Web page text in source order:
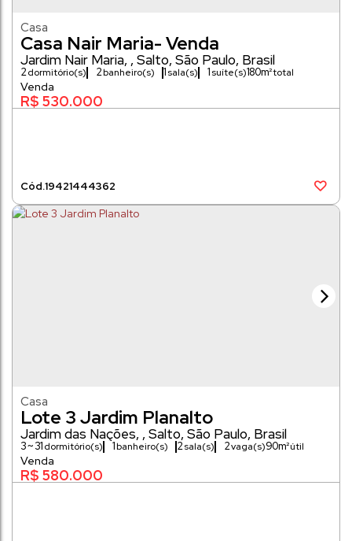
Casa Nair Maria- Venda
Casa
R$ 530.000
19421444362
Jardim Nair Maria , Salto, São Paulo, Brasil
2dormitório(s) 2banheiro(s) 1sala(s) 1 suíte(s)180m²
130m²
Lote 3 Jardim Planalto
Casa
R$ 580.000
Jardim das Nações , Salto, São Paulo, Brasil
3 ~ 31dormitório(s) 1banheiro(s) 2sala(s) 2vaga(s)90m²